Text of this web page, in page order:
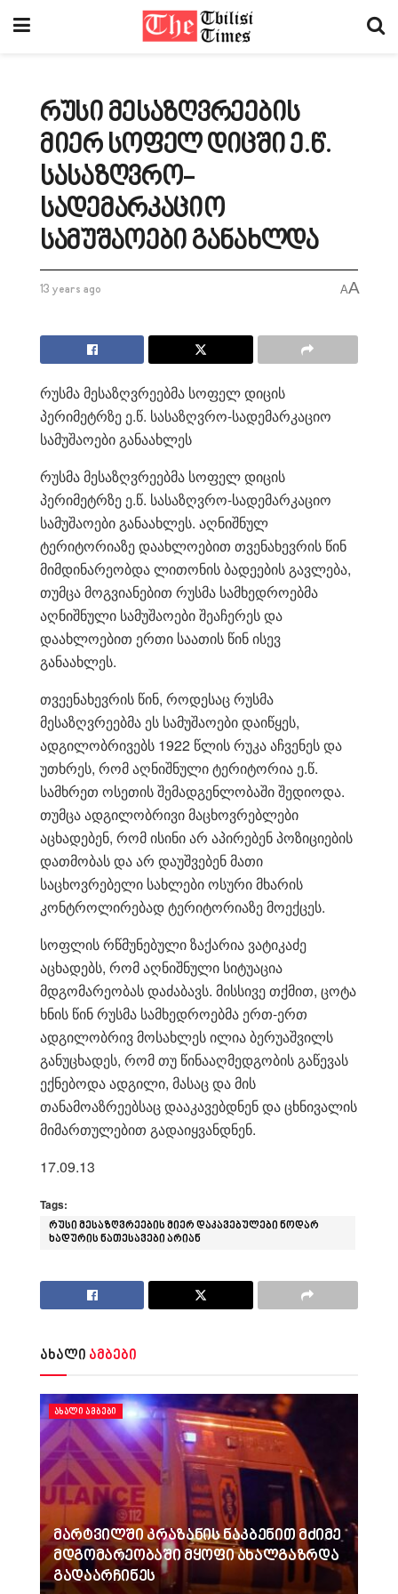
რუსი მესაზღვრეების
მიერ სოფელ დიცში ე.წ.
სასაზღვრო-
სადემარკაციო
სამუშაოები განახლდა
13 years ago AA
რუსმა მესაზღვრეებმა სოფელ დიცის
პერიმეტრზე ე.წ. სასაზღვრო-სადემარკაციო
სამუშაოები განაახლეს
რუსმა მესაზღვრეებმა სოფელ დიცის
პერიმეტრზე ე.წ. სასაზღვრო-სადემარკაციო
სამუშაოები განაახლეს. აღნიშნულ
ტერიტორიაზე დაახლოებით თვენახევრის წინ
მიმდინარეობდა ლითონის ბადეების გავლება,
თუმცა მოგვიანებით რუსმა სამხედროებმა
აღნიშნული სამუშაოები შეაჩერეს და
დაახლოებით ერთი საათის წინ ისევ
განაახლეს.
თვეენახევრის წინ, როდესაც რუსმა
მესაზღვრეებმა ეს სამუშაოები დაიწყეს,
ადგილობრივებს 1922 წლის რუკა აჩვენეს და
უთხრეს, რომ აღნიშნული ტერიტორია ე.წ.
სამხრეთ ოსეთის შემადგენლობაში შედიოდა.
თუმცა ადგილობრივი მაცხოვრებლები
აცხადებენ, რომ ისინი არ აპირებენ პოზიციების
დათმობას და არ დაუშვებენ მათი
საცხოვრებელი სახლები ოსური მხარის
კონტროლირებად ტერიტორიაზე მოექცეს.
სოფლის რწმუნებული ზაქარია ვატიკაძე
აცხადებს, რომ აღნიშნული სიტუაცია
მდგომარეობას დაძაბავს. მისსივე თქმით, ცოტა
ხნის წინ რუსმა სამხედროებმა ერთ-ერთ
ადგილობრივ მოსახლეს ილია ბერუაშვილს
განუცხადეს, რომ თუ წინააღმედგობის გაწევას
ექნებოდა ადგილი, მასაც და მის
თანამოაზრეებსაც დააკავებდნენ და ცხნივალის
მიმართულებით გადაიყვანდნენ.
17.09.13
Tags:
რუსი მესაზღვრეების მიერ დაკავებულები ნოდარ
ხადურის ნათესავები არიან
ახალი ამბები
ᲐᲮᲐᲚᲘ ᲐᲛᲑᲔᲑᲘ
მარტვილში კრაზანის ნაკბენით მძიმე
მდგომარეობაში მყოფი ახალგაზრდა
გადაარჩინეს